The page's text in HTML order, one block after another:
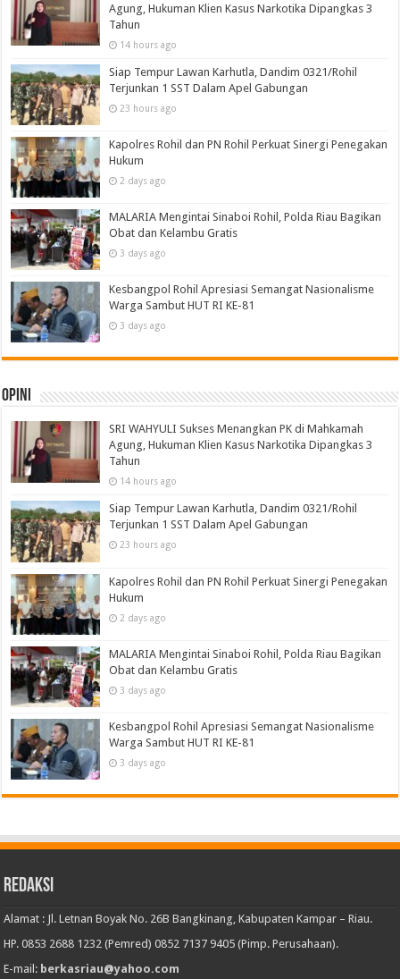
Agung, Hukuman Klien Kasus Narkotika Dipangkas 3
Tahun
14 hours ago
Siap Tempur Lawan Karhutla, Dandim 0321/Rohil
Terjunkan 1 SST Dalam Apel Gabungan
23 hours ago
Kapolres Rohil dan PN Rohil Perkuat Sinergi Penegakan
Hukum
2 days ago
MALARIA Mengintai Sinaboi Rohil, Polda Riau Bagikan
Obat dan Kelambu Gratis
3 days ago
Kesbangpol Rohil Apresiasi Semangat Nasionalisme
Warga Sambut HUT RI KE-81
3 days ago
Opini
SRI WAHYULI Sukses Menangkan PK di Mahkamah
Agung, Hukuman Klien Kasus Narkotika Dipangkas 3
Tahun
14 hours ago
Siap Tempur Lawan Karhutla, Dandim 0321/Rohil
Terjunkan 1 SST Dalam Apel Gabungan
23 hours ago
Kapolres Rohil dan PN Rohil Perkuat Sinergi Penegakan
Hukum
2 days ago
MALARIA Mengintai Sinaboi Rohil, Polda Riau Bagikan
Obat dan Kelambu Gratis
3 days ago
Kesbangpol Rohil Apresiasi Semangat Nasionalisme
Warga Sambut HUT RI KE-81
3 days ago
Redaksi
Alamat : Jl. Letnan Boyak No. 26B Bangkinang, Kabupaten Kampar – Riau.
HP. 0853 2688 1232 (Pemred) 0852 7137 9405 (Pimp. Perusahaan).
E-mail: berkasriau@yahoo.com